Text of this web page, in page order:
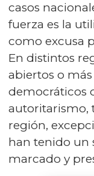
casos
fuerza es la
como excusa
En distintos
abiertos o
democráticos
autoritarismo,
región,
han tenido un
marcado y